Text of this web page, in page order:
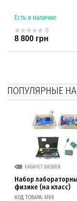
Есть в наличие
0
8 800 грн
ПОПУЛЯРНЫЕ
КАБИНЕТ ФИЗИКИ
Набор
физике (на класс)
КОД ТОВАРА: 6100